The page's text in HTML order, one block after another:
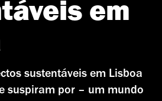
em
sustentáveis em Lisboa
suspiram por – um mundo